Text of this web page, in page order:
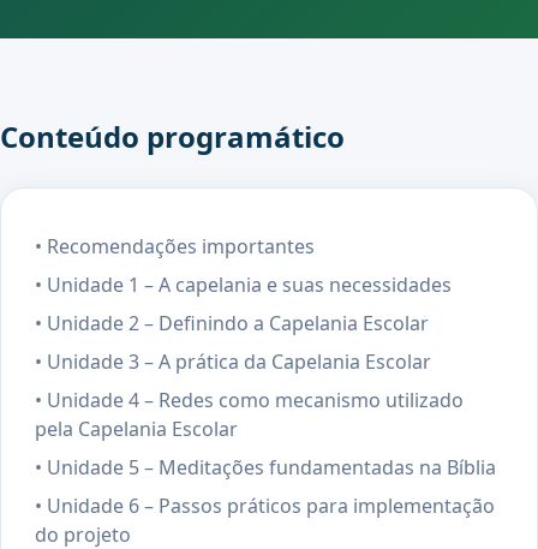
Conteúdo programático
• Recomendações importantes
• Unidade 1 – A capelania e suas necessidades
• Unidade 2 – Definindo a Capelania Escolar
• Unidade 3 – A prática da Capelania Escolar
• Unidade 4 – Redes como mecanismo utilizado
pela Capelania Escolar
• Unidade 5 – Meditações fundamentadas na Bíblia
• Unidade 6 – Passos práticos para implementação
do projeto